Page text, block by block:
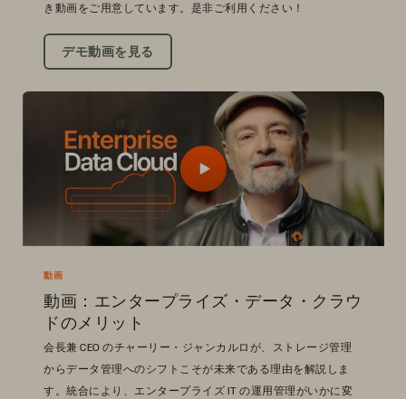
き動画をご用意しています。是非ご利用ください！
デモ動画を見る
動画
動画：エンタープライズ・データ・クラウ
ドのメリット
会長兼 CEO のチャーリー・ジャンカルロが、ストレージ管理
からデータ管理へのシフトこそが未来である理由を解説しま
す。統合により、エンタープライズ IT の運用管理がいかに変